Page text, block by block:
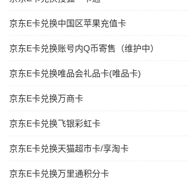
京东E卡兑换中国区苹果充值卡
京东E卡兑换账号内Q币寄售（维护中）
京东E卡兑换唯品会礼品卡(唯品卡)
京东E卡兑换万商卡
京东E卡兑换飞银彩虹卡
京东E卡兑换天猫超市卡/享淘卡
京东E卡兑换万里通积分卡